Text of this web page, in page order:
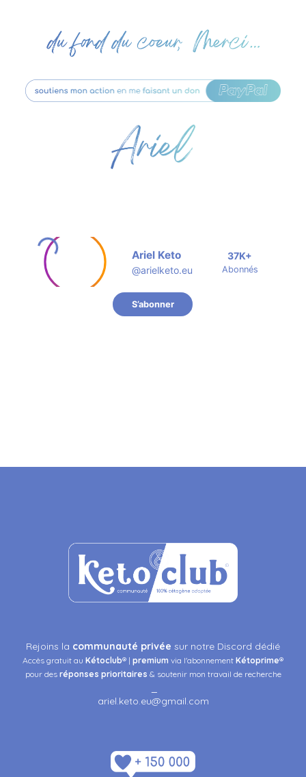
Rejoins la communauté privée sur notre Discord dédié
Accès gratuit au Kétoclub® | premium via l'abonnement Kétoprime®
pour des réponses prioritaires & soutenir mon travail de recherche
ariel.keto.eu@gmail.com